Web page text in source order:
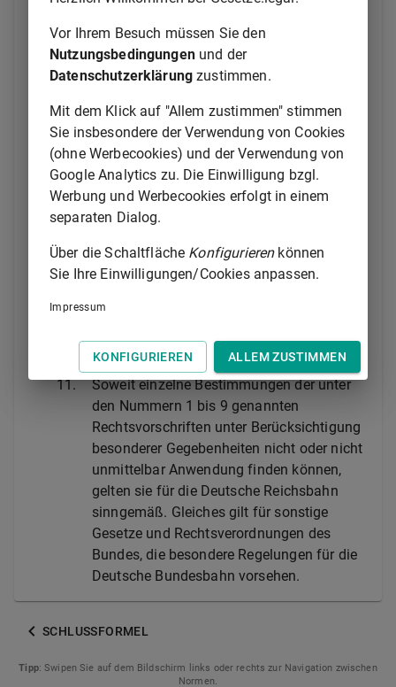
Abschnitt C Nr. 2 der Anlage wird erweitert
um die von Abschnitt B abweichenden
Signale der mit Genehmigungsverfügung
des Ministers für Verkehrswesen
eingeführten DV 301 der Deutschen
Reichsbahn vom 16. September 1970,
gültig ab 1. Oktober 1971.
10.
Bei der Anwendung der Verordnungen unter
den Nummern 6 bis 8, insbesondere bei der
Fahrzeuge, ist auf eine Vereinheitlichung
hinzuwirken.
11.
Soweit einzelne Bestimmungen der unter
den Nummern 1 bis 9 genannten
Rechtsvorschriften unter Berücksichtigung
besonderer Gegebenheiten nicht oder nicht
unmittelbar Anwendung finden können,
gelten sie für die Deutsche Reichsbahn
sinngemäß. Gleiches gilt für sonstige
Gesetze und Rechtsverordnungen des
Bundes, die besondere Regelungen für die
Deutsche Bundesbahn vorsehen.
SCHLUSSFORMEL
Tipp: Swipen Sie auf dem Bildschirm links oder rechts zur Navigation zwischen
Normen.
Vor Ihrem Besuch müssen Sie den
Nutzungsbedingungenund der
Datenschutzerklärung zustimmen.
Mit dem Klick auf "Allem zustimmen" stimmen
Sie insbesondere der Verwendung von Cookies
(ohne Werbecookies) und der Verwendung von
Google Analytics zu. Die Einwilligung bzgl.
Werbung und Werbecookies erfolgt in einem
separaten Dialog.
Über die Schaltfläche Konfigurierenkönnen
Sie Ihre Einwilligungen/Cookies anpassen.
Impressum
KONFIGURIEREN ALLEM ZUSTIMMEN